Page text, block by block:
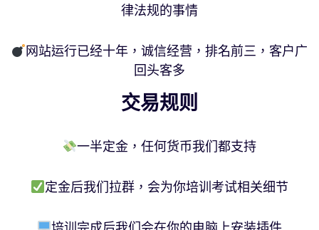
律法规的事情
网站运行已经十年，诚信经营，排名前三，客户广
回头客多
交易规则
一半定金，任何货币我们都支持
定金后我们拉群，会为你培训考试相关细节